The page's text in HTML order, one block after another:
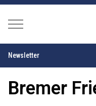
Mobile Menu Toggle
Newsletter
Bremer